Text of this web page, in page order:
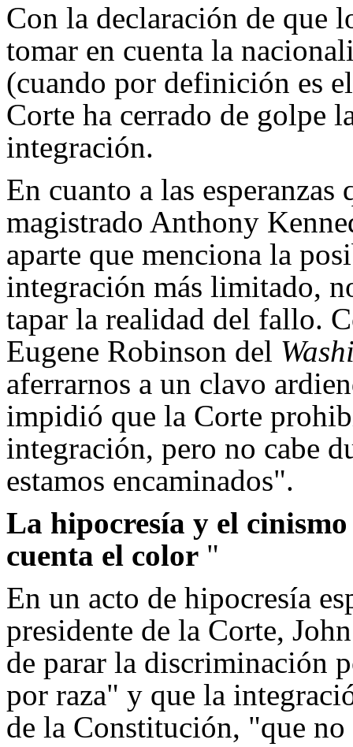
Con la declaración de que
tomar en cuenta la
(cuando por definición es
Corte ha cerrado de golpe
integración.
En cuanto a las
magistrado Anthony
aparte que menciona la
integración más limitado,
tapar la realidad del fallo.
Eugene Robinson del
aferrarnos a un clavo
impidió que la Corte
integración, pero no cabe
estamos encaminados".
La hipocresía y el
cuenta el color "
En un acto de hipocresía
presidente de la Corte,
de parar la discriminación
por raza" y que la
de la Constitución, "que